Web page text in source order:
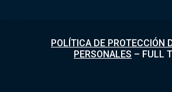
POLÍTICA DE PROTECCIÓN
PERSONALES – FULL